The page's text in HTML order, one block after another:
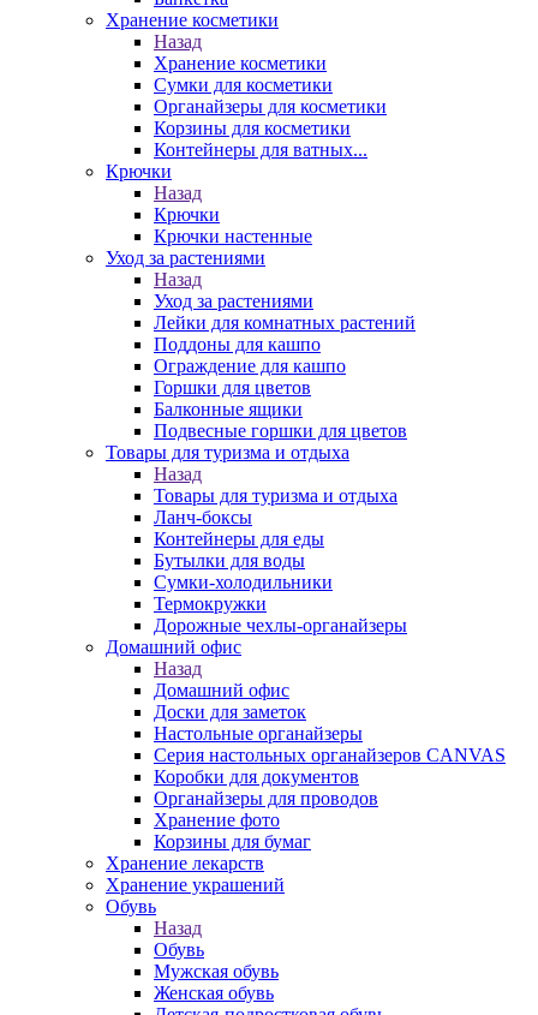
Хранение косметики
Назад
Хранение косметики
Сумки для косметики
Органайзеры для косметики
Корзины для косметики
Контейнеры для ватных...
Крючки
Назад
Крючки
Крючки настенные
Уход за растениями
Назад
Уход за растениями
Лейки для комнатных растений
Поддоны для кашпо
Ограждение для кашпо
Горшки для цветов
Балконные ящики
Подвесные горшки для цветов
Товары для туризма и отдыха
Назад
Товары для туризма и отдыха
Ланч-боксы
Контейнеры для еды
Бутылки для воды
Сумки-холодильники
Термокружки
Дорожные чехлы-органайзеры
Домашний офис
Назад
Домашний офис
Доски для заметок
Настольные органайзеры
Серия настольных органайзеров CANVAS
Коробки для документов
Органайзеры для проводов
Хранение фото
Корзины для бумаг
Хранение лекарств
Хранение украшений
Обувь
Назад
Обувь
Мужская обувь
Женская обувь